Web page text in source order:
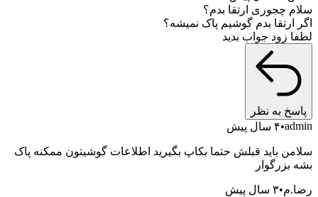
ارتقا بدم؟
بدم گوشیم پاک نمیشه؟
جواب بدید
به نظر
۴ سال پیش
باید قبلش حتما بکاپ بگیرید اطلاعات گوشیتون ممکنه پاک
۳ سال پیش